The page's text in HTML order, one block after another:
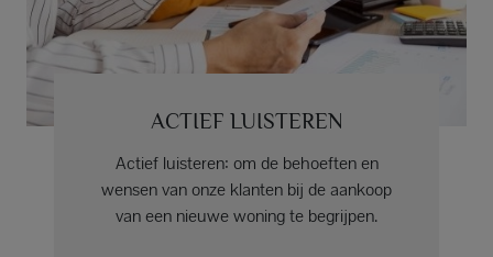
ACTIEF LUISTEREN
Actief luisteren: om de behoeften en
wensen van onze klanten bij de aankoop
van een nieuwe woning te begrijpen.